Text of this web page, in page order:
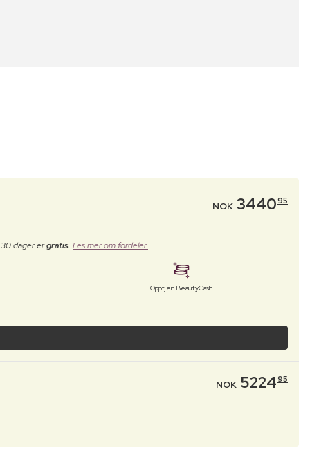
NOK 344095
dager ergratis. Les mer om fordeler.
Opptjen BeautyCash
NOK 522495